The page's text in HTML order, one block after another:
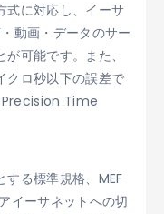
式に対応し、イーサ
動画・データのサー
可能です。また、
クロ秒以下の誤差で
Precision Time
する標準規格、MEF
イーサネットへの切